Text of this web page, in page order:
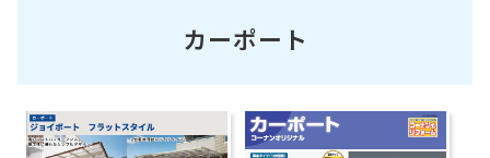
カーポート